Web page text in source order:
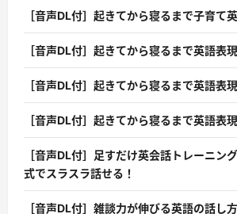
［音声DL付］起きてから寝るまで子育て
［音声DL付］起きてから寝るまで英語表
［音声DL付］起きてから寝るまで英語表
［音声DL付］起きてから寝るまで英語表
［音声DL付］足すだけ英会話トレーニン
式でスラスラ話せる！
［音声DL付］雑談力が伸びる英語の話し